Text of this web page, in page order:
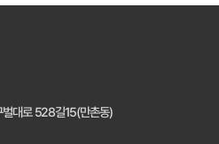
대로 528길15(만촌동)